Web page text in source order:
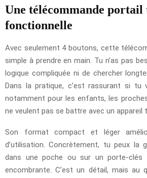
Une télécommande portail
fonctionnelle
Avec seulement 4 boutons, cette
simple à prendre en main. Tu n’as pas
logique compliquée ni de chercher
Dans la pratique, c’est rassurant si tu
notamment pour les enfants, les
ne veulent pas se battre avec un appareil
Son format compact et léger
d’utilisation. Concrètement, tu peux la
dans une poche ou sur un porte-clés
encombrante. C’est un détail, mais au